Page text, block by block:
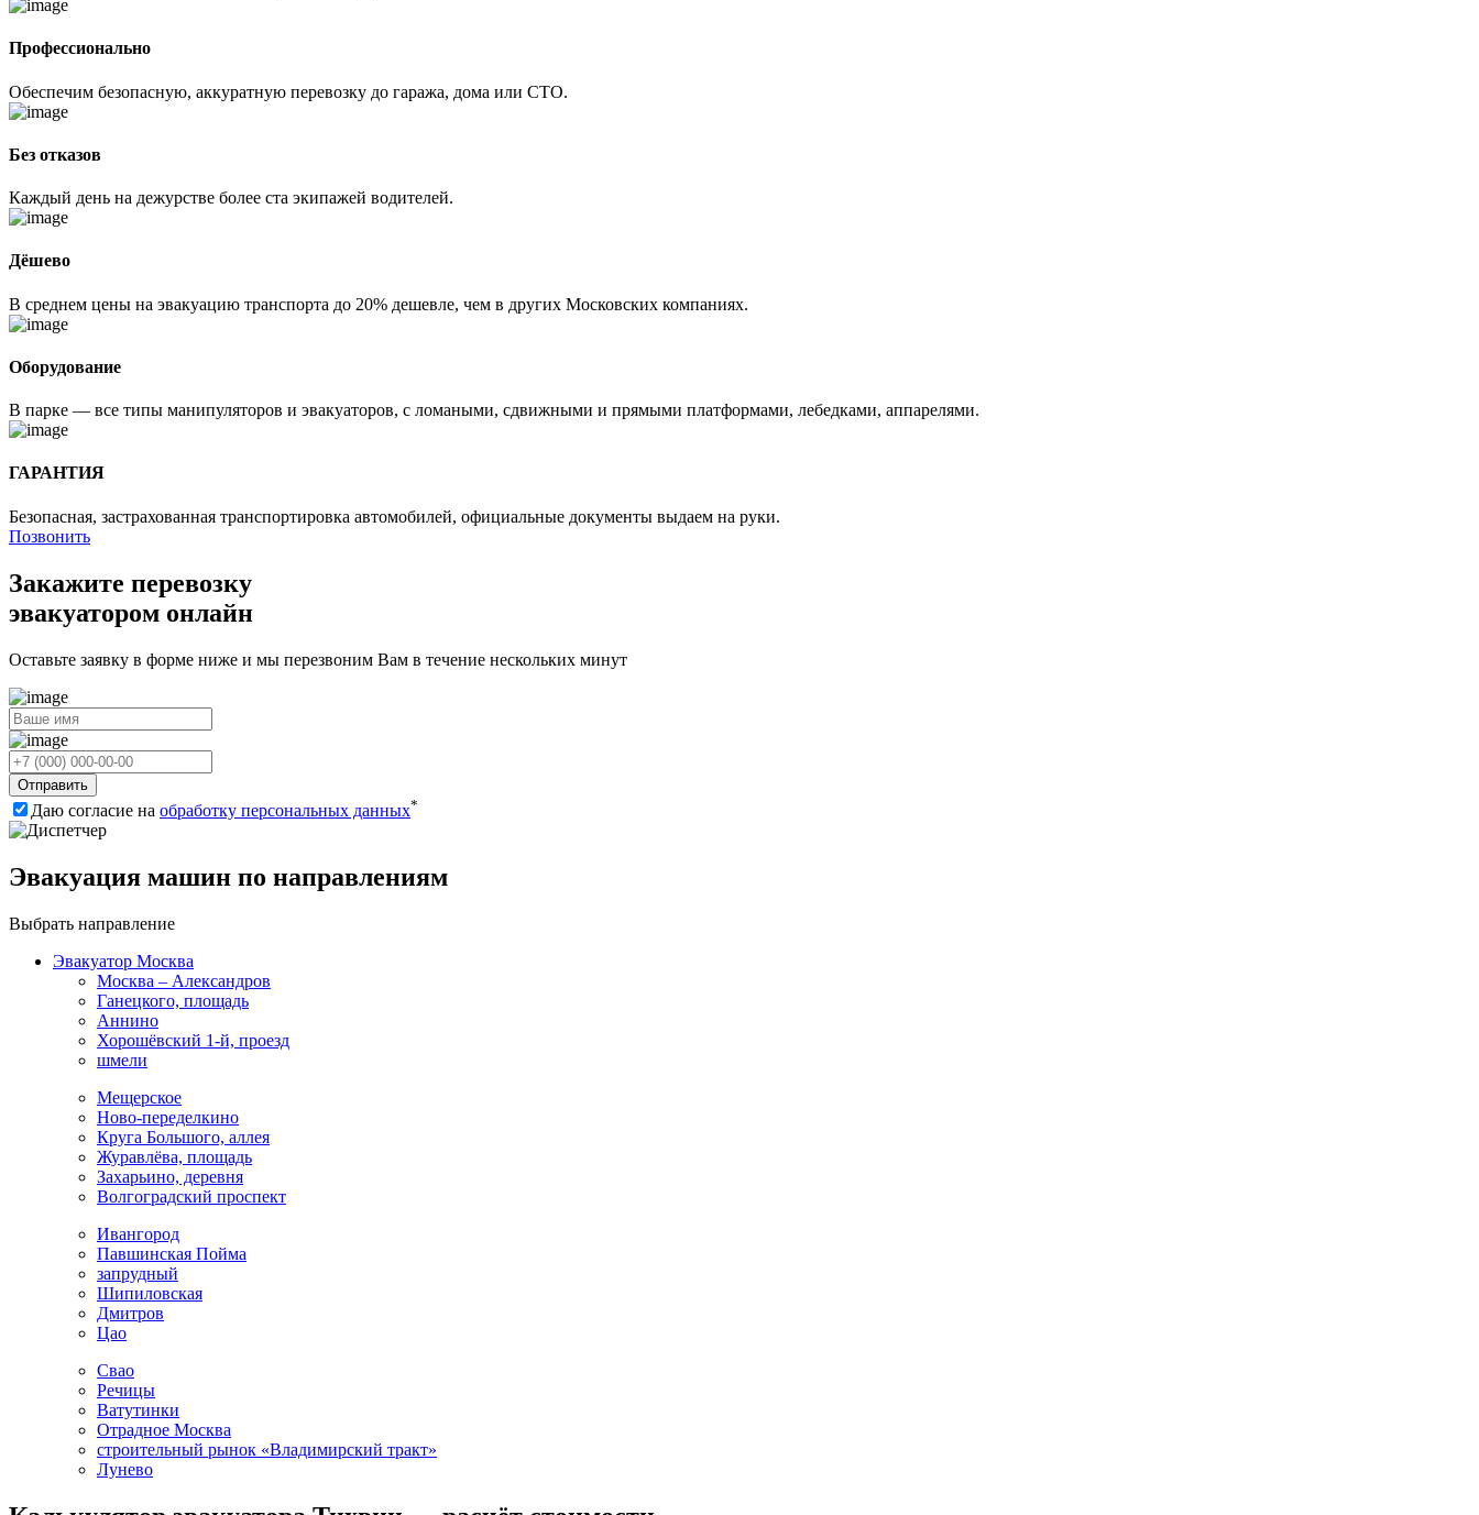
Профессионально
Обеспечим безопасную, аккуратную перевозку до гаража, дома или СТО.
Без отказов
Каждый день на дежурстве более ста экипажей водителей.
Дёшево
В среднем цены на эвакуацию транспорта до 20% дешевле, чем в других Московских компаниях.
Оборудование
В парке — все типы манипуляторов и эвакуаторов, с ломаными, сдвижными и прямыми платформами, лебедками, аппарелями.
ГАРАНТИЯ
Безопасная, застрахованная транспортировка автомобилей, официальные документы выдаем на руки.
Позвонить
Закажите перевозку
эвакуатором онлайн
Оставьте заявку в форме ниже и мы перезвоним Вам в течение нескольких минут
Отправить
Даю согласие на обработку персональных данных*
Эвакуация машин по направлениям
Выбрать направление
Эвакуатор Москва
Москва – Александров
Ганецкого, площадь
Аннино
Хорошёвский 1-й, проезд
шмели
Мещерское
Ново-переделкино
Круга Большого, аллея
Журавлёва, площадь
Захарьино, деревня
Волгоградский проспект
Ивангород
Павшинская Пойма
запрудный
Шипиловская
Дмитров
Цао
Свао
Речицы
Ватутинки
Отрадное Москва
строительный рынок «Владимирский тракт»
Лунево